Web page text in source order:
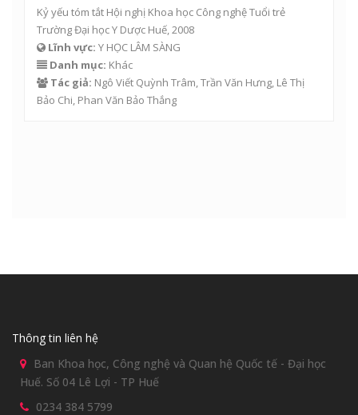
Kỷ yếu tóm tắt Hội nghị Khoa học Công nghệ Tuổi trẻ
Trường Đại học Y Dược Huế, 2008
Lĩnh vực: Y HỌC LÂM SÀNG
Danh mục: Khác
Tác giả: Ngô Viết Quỳnh Trâm, Trần Văn Hưng, Lê Thị
Bảo Chi, Phan Văn Bảo Thắng
Thông tin liên hệ
Ban Khoa học, Công nghệ và Quan hệ Quốc tế - Đại học
Huế. Số 04 Lê Lợi - TP Huế
0234 384 5799